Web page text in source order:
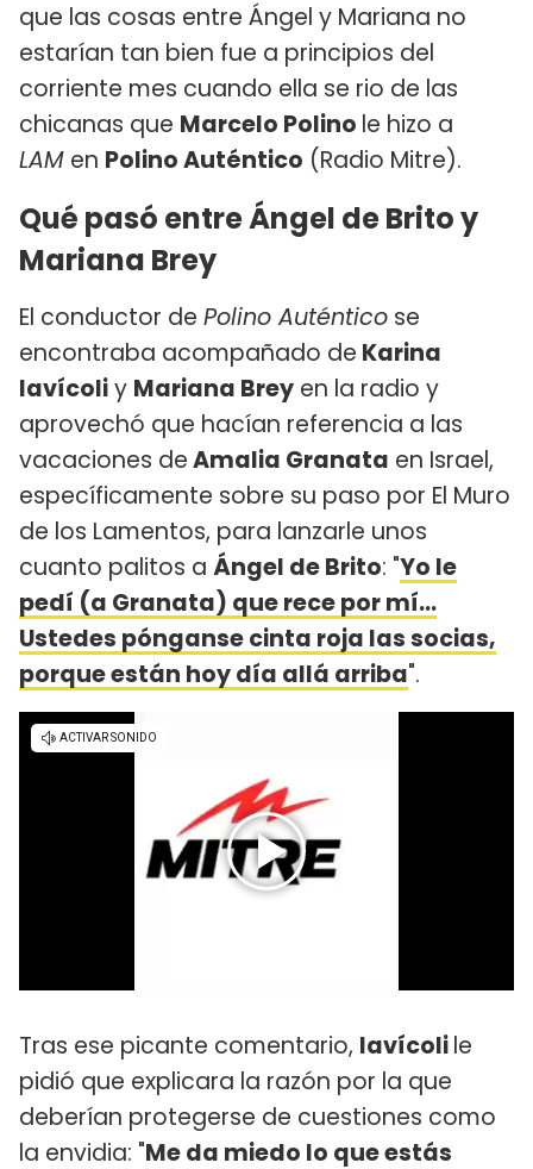
que las cosas entre Ángel y Mariana no
estarían tan bien fue a principios del
corriente mes cuando ella se rio de las
chicanas que Marcelo Polino le hizo a
LAM en Polino Auténtico (Radio Mitre).
Qué pasó entre Ángel de Brito y
Mariana Brey
El conductor de Polino Auténtico se
encontraba acompañado de Karina
Iavícoliy Mariana Brey en la radio y
aprovechó que hacían referencia a las
vacaciones deAmalia Granata en Israel,
específicamente sobre su paso por El Muro
de los Lamentos, para lanzarle unos
cuanto palitos a Ángel de Brito: "Yo le
pedí (a Granata) que rece por mí...
Ustedes pónganse cinta roja las socias,
porque están hoy día allá arriba".
Tras ese picante comentario, Iavícolile
pidió que explicara la razón por la que
deberían protegerse de cuestiones como
la envidia: "Me da miedo lo que estás